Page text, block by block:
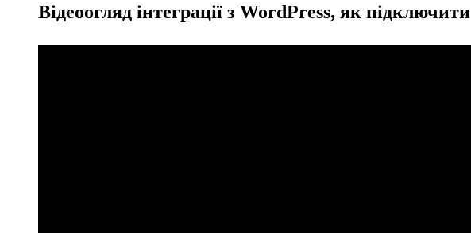
Відеоогляд інтеграції з WordPress, як підключити